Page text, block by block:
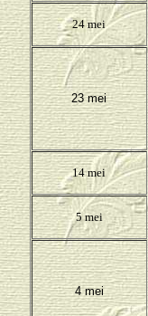
24 mei
23 mei
14 mei
5 mei
4 mei